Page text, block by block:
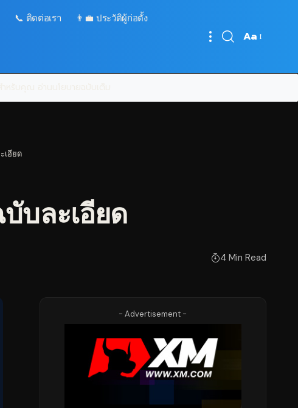
📞 ติดต่อเรา 👨‍💼 ประวัติผู้ก่อตั้ง
Font
Aa
เอียด
บละเอียด
4 Min Read
- Advertisement -